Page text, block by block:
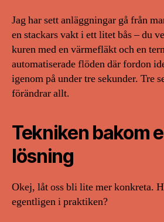
Jag har sett anläggningar gå från
en stackars vakt i ett litet bås – du
kuren med en värmefläkt och en
automatiserade flöden där fordon
igenom på under tre sekunder. Tre
förändrar allt.
Tekniken bakom
lösning
Okej, låt oss bli lite mer konkreta.
egentligen i praktiken?